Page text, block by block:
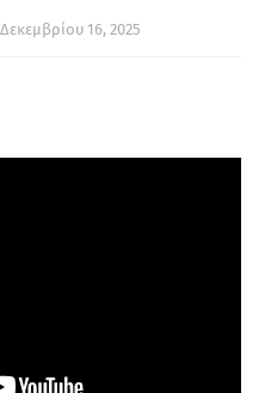
Δεκεμβρίου 16, 2025